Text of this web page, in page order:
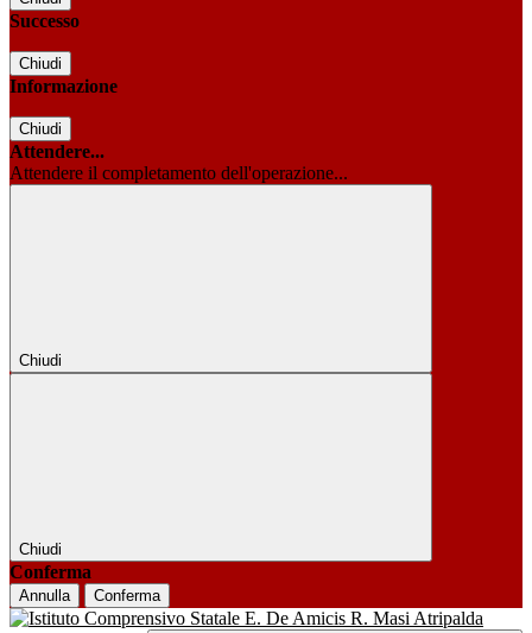
Successo
Chiudi
Informazione
Chiudi
Attendere...
Attendere il completamento dell'operazione...
Chiudi
Chiudi
Conferma
Annulla Conferma